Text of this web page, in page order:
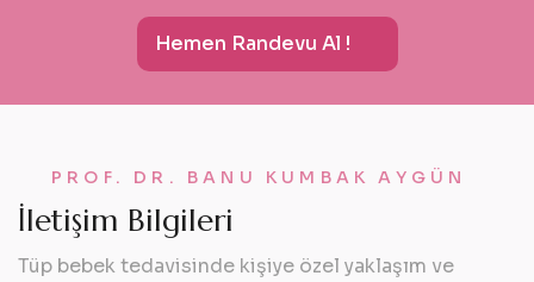
Hemen Randevu Al !
PROF. DR. BANU KUMBAK AYGÜN
İletişim Bilgileri
Tüp bebek tedavisinde kişiye özel yaklaşım ve